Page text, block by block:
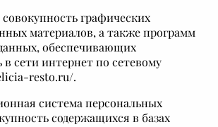
графических
материалов, а также программ
обеспечивающих
в сети интернет по сетевому
resto.ru/.
система персональных
содержащихся в базах